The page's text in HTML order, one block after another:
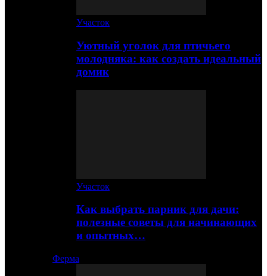
Участок
Уютный уголок для птичьего
молодняка: как создать идеальный
домик
Участок
Как выбрать парник для дачи:
полезные советы для начинающих
и опытных…
Ферма